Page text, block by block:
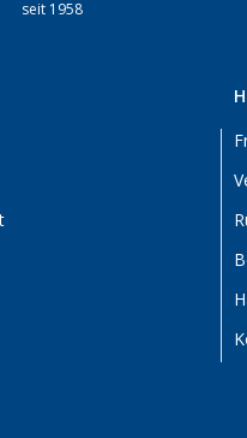
seit 1958